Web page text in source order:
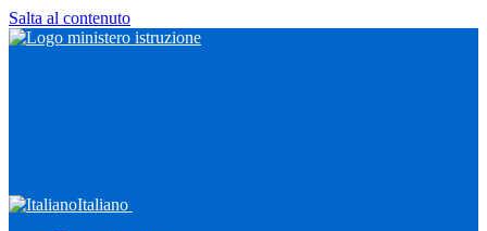
Salta al contenuto
Italiano